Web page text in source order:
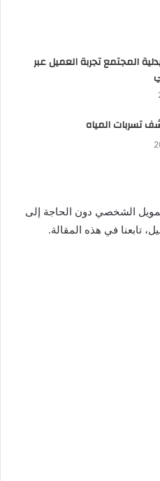
المجتمع تجربة العميل عبر
تسربات المياه
الشخصي دون الحاجة إلى
تابعنا في هذه المقالة.